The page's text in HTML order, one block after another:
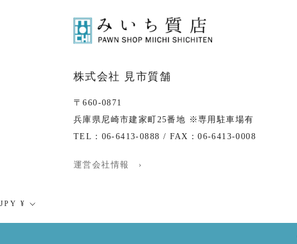
株式会社 見市質舗
〒660-0871
兵庫県尼崎市建家町25番地 ※専用駐車場有
TEL：06-6413-0888 / FAX：06-6413-0008
運営会社情報 ›
通
JPY ¥